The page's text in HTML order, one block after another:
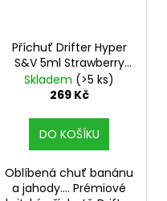
Příchuť Drifter Hyper
S&V 5ml Strawberry
Banana Ice
Skladem (>5 ks)
269 Kč
DO KOŠÍKU
Oblíbená chuť banánu
a jahody.... Prémiové